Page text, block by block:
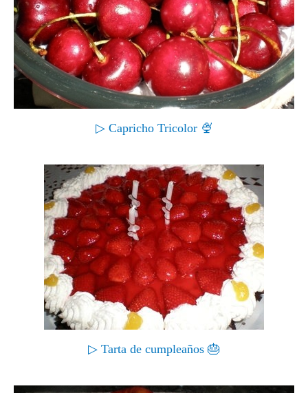
▷ Capricho Tricolor 🍨
▷ Tarta de cumpleaños 🎂